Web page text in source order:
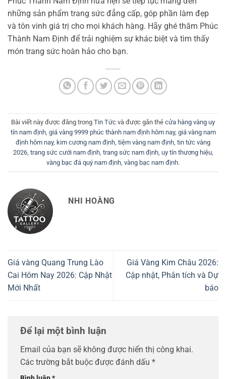
những sản phẩm trang sức đẳng cấp, góp phần làm đẹp
và tôn vinh giá trị cho mọi khách hàng. Hãy ghé thăm Phúc
Thành Nam Định để trải nghiệm sự khác biệt và tìm thấy
món trang sức hoàn hảo cho bạn.
Bài viết này được đăng trong Tin Tức và được gắn thẻ cửa hàng vàng uy
tín nam định, giá vàng 9999 phúc thành nam định hôm nay, giá vàng nam
định hôm nay, kim cương nam định tiệm vàng nam định tin tức vàng
2026, trang sức cưới nam định, trang sức nam định, uy tín thương hiệu,
vàng bạc đá quý nam định vàng bạc nam định.
NHI HOÀNG
Giá vàng Quang Trung Lào
Cai Hôm Nay 2026: Cập Nhật
Mới Nhất
Giá Vàng Kim Châu 2026:
Cập nhật, Phân tích và Dự
báo
Để lại một bình luận
Email của bạn sẽ không được hiển thị công khai.
Các trường bắt buộc được đánh dấu *